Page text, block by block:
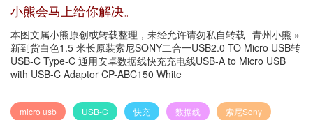
小熊会马上给你解决。
本图文属小熊原创或转载整理，未经允许请勿私自转载--青州小熊 »
新到货白色1.5 米长原装索尼SONY二合一USB2.0 TO Micro USB转
USB-C Type-C 通用安卓数据线快充充电线USB-A to Micro USB
with USB-C Adaptor CP-ABC150 White
micro usb USB-C 快充 数据线 索尼Sony